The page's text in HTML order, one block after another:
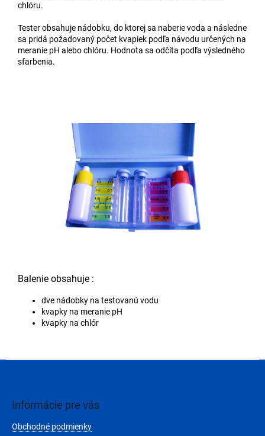
chlóru.
Tester obsahuje nádobku, do ktorej sa naberie voda a následne
sa pridá požadovaný počet kvapiek podľa návodu určených na
meranie pH alebo chlóru. Hodnota sa odčíta podľa výsledného
sfarbenia.
Balenie obsahuje :
dve nádobky na testovanú vodu
kvapky na meranie pH
kvapky na chlór
Informácie pre vás
Obchodné podmienky